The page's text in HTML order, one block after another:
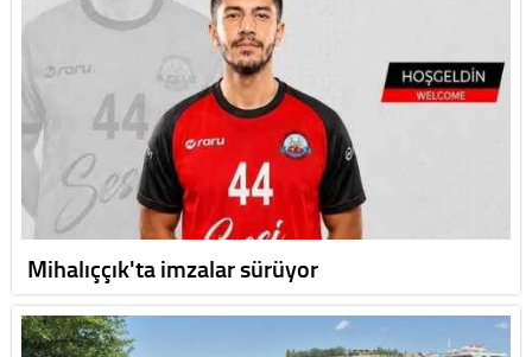
Mihalıççık'ta imzalar sürüyor